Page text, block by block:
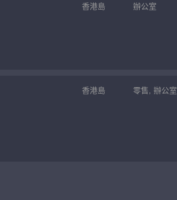
香港島 辦公室
香港島 零售, 辦公室